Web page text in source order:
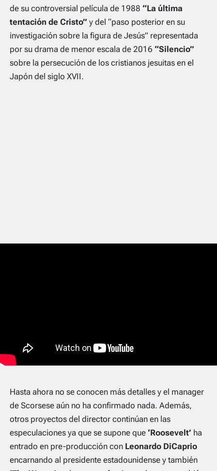
de su controversial película de 1988 “La última
tentación de Cristo” y del “paso posterior en su
investigación sobre la figura de Jesús” representada
por su drama de menor escala de 2016 “Silencio”
sobre la persecución de los cristianos jesuitas en el
Japón del siglo XVII.
Hasta ahora no se conocen más detalles y el manager
de Scorsese aún no ha confirmado nada. Además,
otros proyectos del director continúan en las
especulaciones ya que se supone que ‘Roosevelt’ ha
entrado en pre-producción con Leonardo DiCaprio
encarnando al presidente estadounidense y también